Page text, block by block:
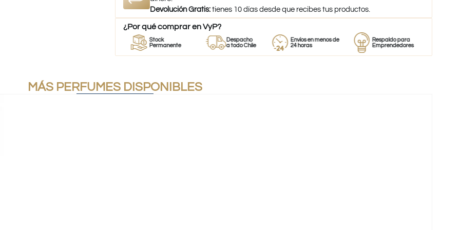
Devolución Gratis: tienes 10 días desde que recibes tus productos.
¿Por qué comprar en VyP?
Stock
Permanente
Despacho
a todo Chile
Envíos en menos de
24 horas
Respaldo para
Emprendedores
MÁS PERFUMES DISPONIBLES